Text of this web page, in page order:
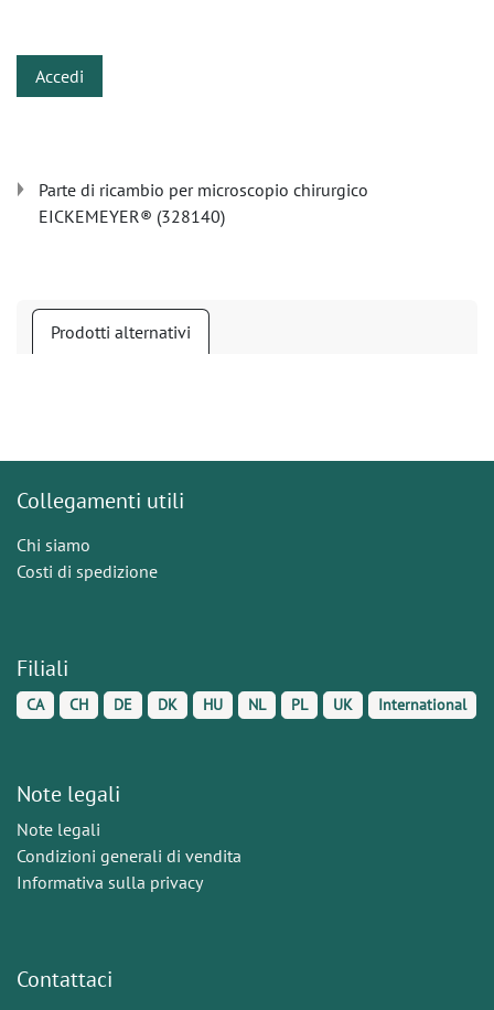
Accedi
Parte di ricambio per microscopio chirurgico
EICKEMEYER® (328140)
Prodotti alternativi
Collegamenti utili
Chi siamo
Costi di spedizione
Filiali
CA CH DE DK HU NL PL UK International
Note legali
Note legali
Condizioni generali di vendita
Informativa sulla privacy
Contattaci